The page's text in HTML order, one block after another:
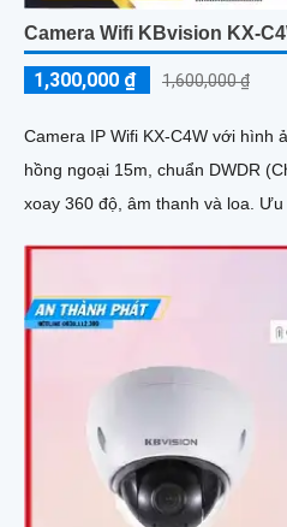
Camera Wifi KBvision KX-
1,300,000 ₫ 1,600,000 ₫
Camera IP Wifi KX-C4W với hình
hồng ngoại 15m, chuẩn DWDR (Chống
xoay